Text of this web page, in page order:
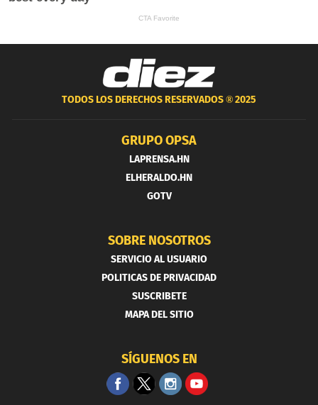
TODOS LOS DERECHOS RESERVADOS ®2025
GRUPO OPSA
LAPRENSA.HN
ELHERALDO.HN
GOTV
SOBRE NOSOTROS
SERVICIO AL USUARIO
POLITICAS DE PRIVACIDAD
SUSCRIBETE
MAPA DEL SITIO
SÍGUENOS EN